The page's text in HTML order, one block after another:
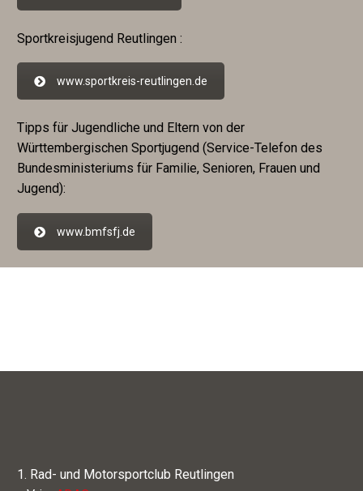
Sportkreisjugend Reutlingen :
www.sportkreis-reutlingen.de
Tipps für Jugendliche und Eltern von der
Württembergischen Sportjugend (Service-Telefon des
Bundesministeriums für Familie, Senioren, Frauen und
Jugend):
www.bmfsfj.de
1. Rad- und Motorsportclub Reutlingen